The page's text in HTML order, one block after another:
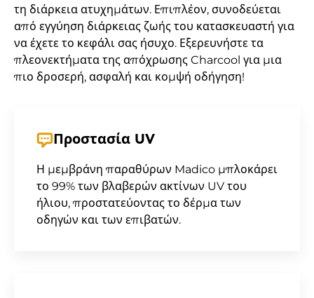
τη διάρκεια ατυχημάτων. Επιπλέον, συνοδεύεται
από εγγύηση διάρκειας ζωής του κατασκευαστή για
να έχετε το κεφάλι σας ήσυχο. Εξερευνήστε τα
πλεονεκτήματα της απόχρωσης Charcool για μια
πιο δροσερή, ασφαλή και κομψή οδήγηση!
Προστασία UV
Η μεμβράνη παραθύρων Madico μπλοκάρει
το 99% των βλαβερών ακτίνων UV του
ήλιου, προστατεύοντας το δέρμα των
οδηγών και των επιβατών.